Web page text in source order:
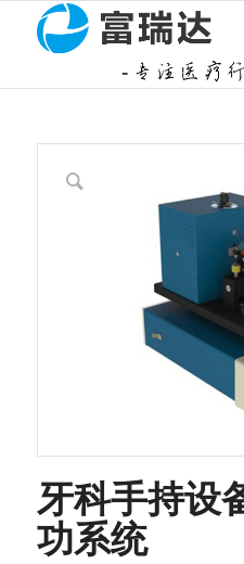
牙科手持设
功系统